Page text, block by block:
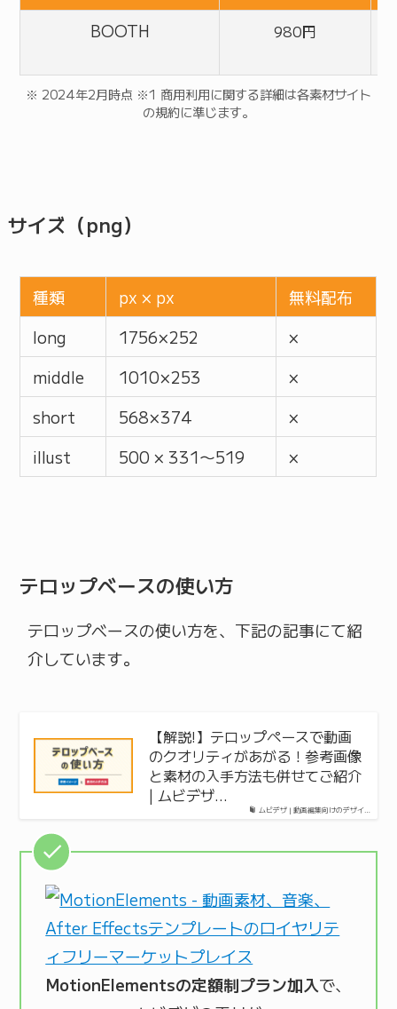
BOOTH
980円
※ 2024年2月時点 ※1 商用利用に関する詳細は各素材サイト
の規約に準じます。
サイズ（png）
種類 px × px
無料配布
long
1756 × 252
×
middle
1010 × 253
×
short
568 × 374
×
illust
500 × 331〜519 ×
テロップベースの使い方
テロップベースの使い方を、下記の記事にて紹
介しています。
ムビデザ | 動画編集向けのデザイ…
【解説!】テロップペースで動画
のクオリティがあがる！参考画像
と素材の入手方法も併せてご紹介
| ムビデザ…
MotionElementsの定額制プラン加入で、